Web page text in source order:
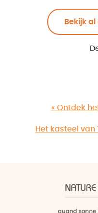
Bekijk
« Ontdek
Het kasteel van